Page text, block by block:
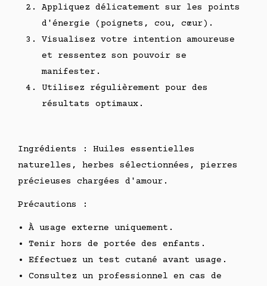
Appliquez délicatement sur les points
d'énergie (poignets, cou, cœur).
Visualisez votre intention amoureuse
et ressentez son pouvoir se
manifester.
Utilisez régulièrement pour des
résultats optimaux.
Ingrédients : Huiles essentielles
naturelles, herbes sélectionnées, pierres
précieuses chargées d'amour.
Précautions :
À usage externe uniquement.
Tenir hors de portée des enfants.
Effectuez un test cutané avant usage.
Consultez un professionnel en cas de